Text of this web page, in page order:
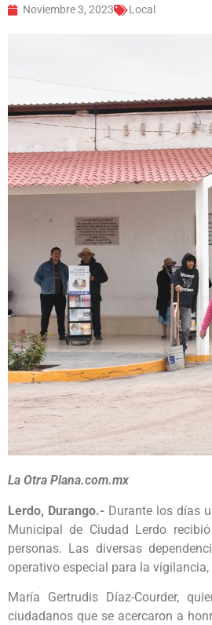
Noviembre 3, 2023 Local
La Otra Plana.com.mx
Lerdo, Durango.-Durante los días
Municipal de Ciudad Lerdo
personas. Las diversas
operativo especial para la
María Gertrudis Díaz-Courder,
ciudadanos que se acercaron a